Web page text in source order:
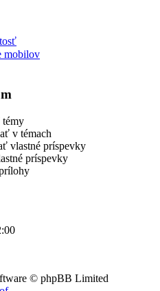
mobilov
témy
v témach
vlastné príspevky
príspevky
© phpBB Limited